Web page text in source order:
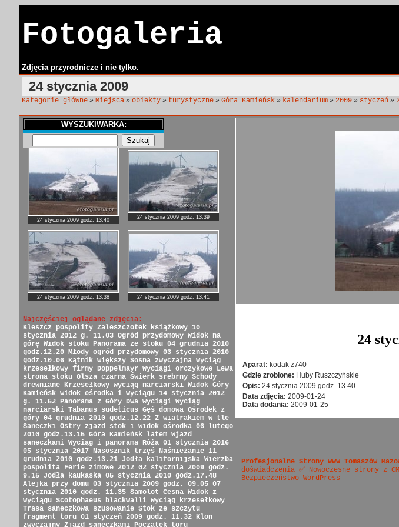
Fotogaleria
Zdjęcia przyrodnicze i nie tylko.
24 stycznia 2009
Kategorie główne » Miejsca » obiekty » turystyczne » Góra Kamieńsk » kalendarium » 2009 » styczeń »
WYSZUKIWARKA:
24 stycznia 2009 godz. 13.40 24 stycznia 2009 godz. 13.39
24 stycznia 2009 godz. 13.38 24 stycznia 2009 godz. 13.41
Najczęściej oglądane zdjęcia:
Kleszcz pospolity Zaleszczotek książkowy 10
stycznia 2012 g. 11.03 Ogród przydomowy Widok na
górę Widok stoku Panorama ze stoku 04 grudnia 2010
godz.12.20 Młody ogród przydomowy 03 stycznia 2010
godz.10.06 Kątnik większy Sosna zwyczajna Wyciąg
krzesełkowy firmy Doppelmayr Wyciągi orczykowe Lewa
strona stoku Olsza czarna Świerk srebrny Schody
drewniane Krzesełkowy wyciąg narciarski Widok Góry
Kamieńsk widok ośrodka i wyciągu 14 stycznia 2012
g. 11.52 Panorama z Góry Dwa wyciągi Wyciąg
narciarski Tabanus sudeticus Gęś domowa Ośrodek z
góry 04 grudnia 2010 godz.12.22 Z wiatrakiem w tle
Saneczki Ostry zjazd stok i widok ośrodka 06 lutego
2010 godz.13.15 Góra Kamieńsk latem Wjazd
saneczkami Wyciąg i panorama Róża 01 stycznia 2016
05 stycznia 2017 Nasosznik trzęś Naśnieżanie 11
grudnia 2010 godz.13.21 Jodła kalifornijska Wierzba
pospolita Ferie zimowe 2012 02 stycznia 2009 godz.
9.15 Jodła kaukaska 05 stycznia 2010 godz.17.48
Alejka przy domu 03 stycznia 2009 godz. 09.05 07
stycznia 2010 godz. 11.35 Samolot Cesna Widok z
wyciągu Scotophaeus blackwalli Wyciąg krzesełkowy
Trasa saneczkowa szusowanie Stok ze szczytu
fragment toru 01 styczeń 2009 godz. 11.32 Klon
zwyczajny Zjazd saneczkami Początek toru
24
Aparat: kodak z740
Gdzie zrobione: Huby Ruszczyńskie
Opis: 24 stycznia 2009 godz. 13.40
Data zdjęcia: 2009-01-24
Data dodania: 2009-01-25
Profesjonalne Strony WWW Tomaszów
doświadczenia ✅ Nowoczesne strony z
Bezpieczeństwo WordPress